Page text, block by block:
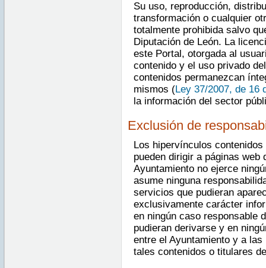
Su uso, reproducción,
transformación o cualquier
totalmente prohibida salvo
Diputación de León. La
este Portal, otorgada al
contenido y el uso privado
contenidos permanezcan
mismos (Ley 37/2007, de 16
la información del sector
Exclusión de
Los hipervínculos
pueden dirigir a páginas
Ayuntamiento no ejerce
asume ninguna
servicios que pudieran
exclusivamente carácter
en ningún caso responsable
pudieran derivarse y en
entre el Ayuntamiento y a
tales contenidos o titulares